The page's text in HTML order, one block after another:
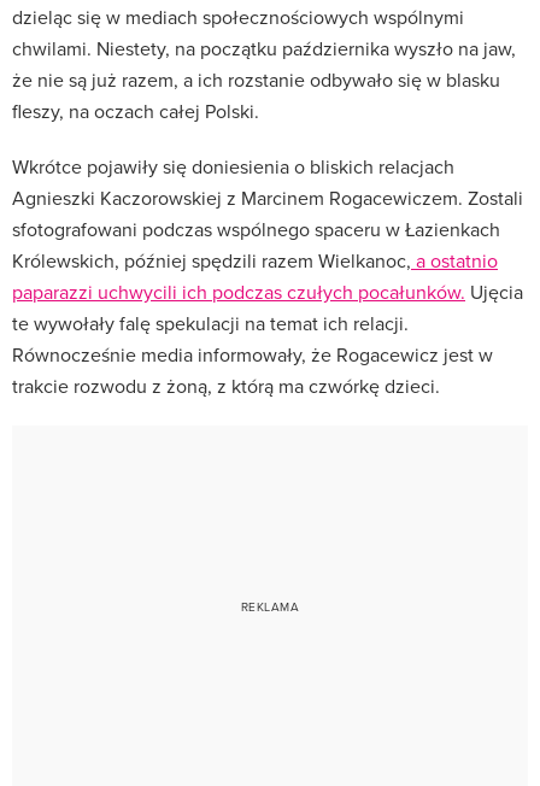
dzieląc się w mediach społecznościowych wspólnymi
chwilami. Niestety, na początku października wyszło na jaw,
że nie są już razem, a ich rozstanie odbywało się w blasku
fleszy, na oczach całej Polski.
Wkrótce pojawiły się doniesienia o bliskich relacjach
Agnieszki Kaczorowskiej z Marcinem Rogacewiczem. Zostali
sfotografowani podczas wspólnego spaceru w Łazienkach
Królewskich, później spędzili razem Wielkanoc, a ostatnio
paparazzi uchwycili ich podczas czułych pocałunków. Ujęcia
te wywołały falę spekulacji na temat ich relacji.
Równocześnie media informowały, że Rogacewicz jest w
trakcie rozwodu z żoną, z którą ma czwórkę dzieci.